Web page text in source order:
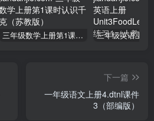
三年级数学上册第1课时认识千克（苏教版）
下一篇
一年级语文上册4.dtnl课件
3（部编版）